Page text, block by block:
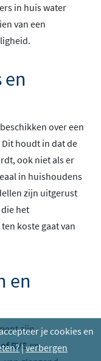
je cookies en
|verbergen
in huis water
van een
over een
Dit houdt in dat de
ook niet als er
in huishoudens
zijn uitgerust
het
koste gaat van
en
zijn
RVSen